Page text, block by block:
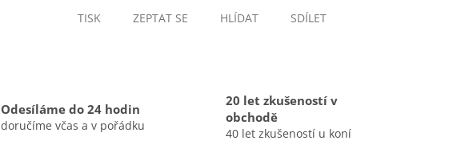
TISK ZEPTAT SE HLÍDAT SDÍLET
Odesíláme do 24 hodin
doručíme včas a v pořádku
20 let zkušeností v
obchodě
40 let zkušeností u koní